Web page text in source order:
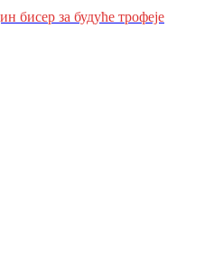
бисер за будуће трофеје